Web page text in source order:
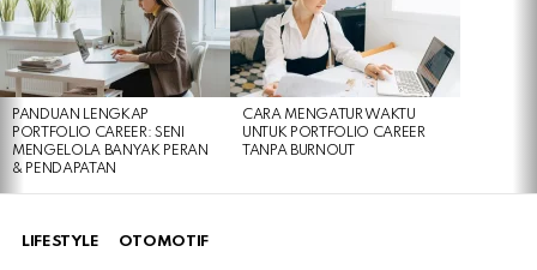
STORIES
PANDUAN LENGKAP
PORTFOLIO CAREER: SENI
MENGELOLA BANYAK PERAN
& PENDAPATAN
CARA MENGATUR WAKTU
UNTUK PORTFOLIO CAREER
TANPA BURNOUT
LIFESTYLE OTOMOTIF